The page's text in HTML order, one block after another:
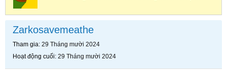
Zarkosavemeathe
Tham gia 29 Tháng mười 2024
Hoạt động cuối 29 Tháng mười 2024